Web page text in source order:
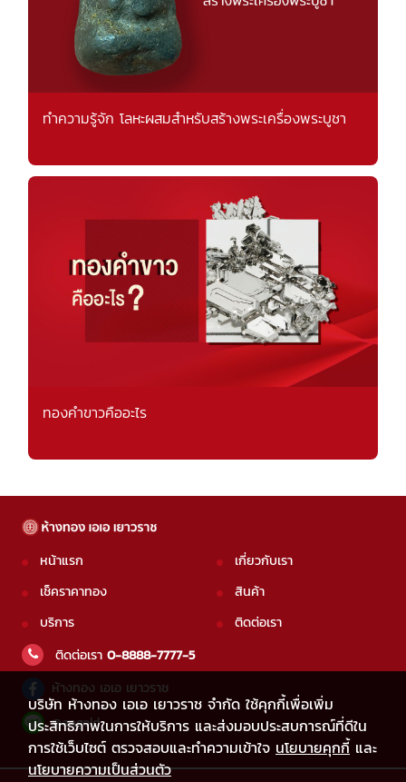
ทำความรู้จัก โลหะผสมสำหรับสร้างพระเครื่องพระบูชา
ทองคำขาวคืออะไร
บริษัท ห้างทอง เอเอ เยาวราช จำกัด ใช้คุกกี้เพื่อเพิ่ม
ประสิทธิภาพในการให้บริการ และส่งมอบประสบการณ์ที่ดีใน
การใช้เว็บไซต์ ตรวจสอบและทำความเข้าใจ นโยบายคุกกี้และ
นโยบายความเป็นส่วนตัว
หน้าแรก
เช็คราคาทอง
บริการ
เกี่ยวกับเรา
สินค้า
ติดต่อเรา
ติดต่อเรา 0-8888-7777-5
ห้างทอง เอเอ เยาวราช
@aagold